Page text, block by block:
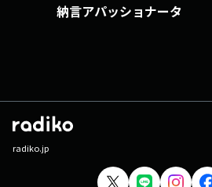
納言アパッショナータ
radiko.jp